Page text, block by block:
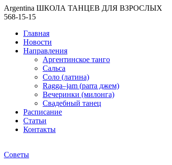
Argentina ШКОЛА ТАНЦЕВ ДЛЯ ВЗРОСЛЫХ
568-15-15
Главная
Новости
Направления
Аргентинское танго
Сальса
Соло (латина)
Ragga–jam (parra джем)
Вечеринки (милонга)
Свадебный танец
Расписание
Статьи
Контакты
Советы